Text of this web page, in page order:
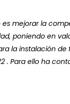
es mejorar la
poniendo en
la instalación
. Para ello ha